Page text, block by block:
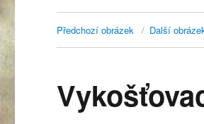
Předchozí obrázek Další